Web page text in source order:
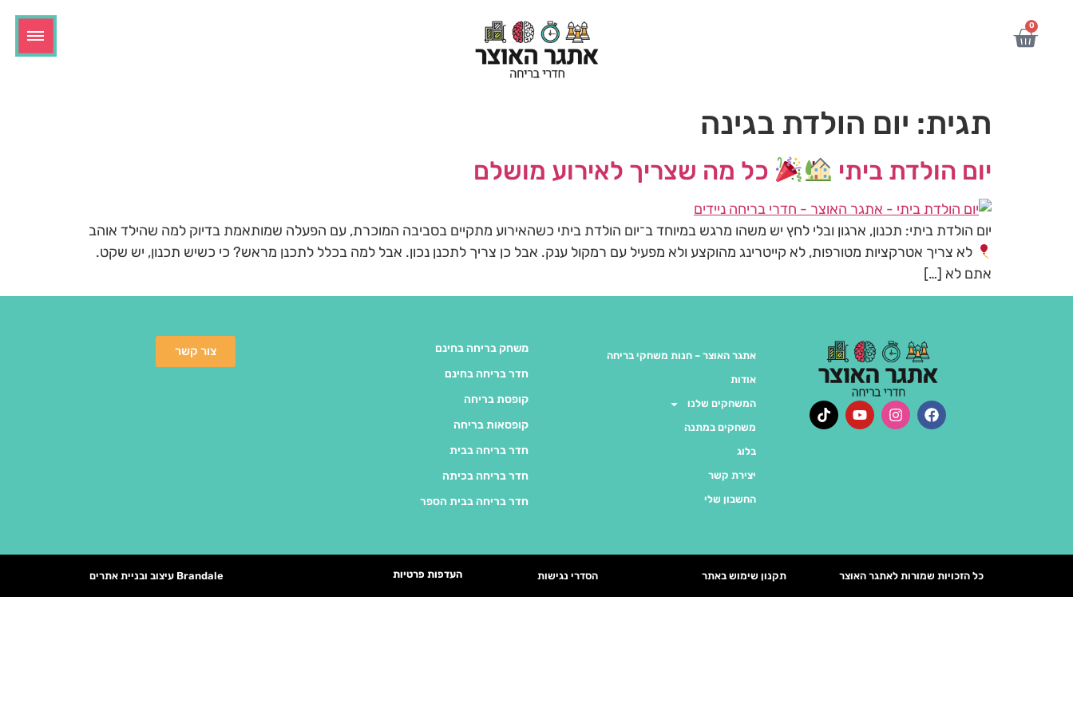
0
תגית: יום הולדת בגינה
יום הולדת ביתי כל מה שצריך לאירוע מושלם
יום הולדת ביתי: תכנון, ארגון ובלי לחץ יש משהו מרגש במיוחד ב־יום הולדת ביתי כשהאירוע מתקיים בסביבה המוכרת, עם הפעלה שמותאמת בדיוק למה שהילד אוהב
לא צריך אטרקציות מטורפות, לא קייטרינג מהוקצע ולא מפעיל עם רמקול ענק. אבל כן צריך לתכנן נכון. אבל למה בכלל לתכנן מראש? כי כשיש תכנון, יש שקט.
אתם לא […]
אתגר האוצר – חנות משחקי בריחה
אודות
המשחקים שלנו
משחקים במתנה
בלוג
יצירת קשר
החשבון שלי
משחק בריחה בחינם
חדר בריחה בחינם
קופסת בריחה
קופסאות בריחה
חדר בריחה בבית
חדר בריחה בכיתה
חדר בריחה בבית הספר
צור קשר
כל הזכויות שמורות לאתגר האוצר תקנון שימוש באתר הסדרי נגישות העדפות פרטיות Brandale עיצוב ובניית אתרים